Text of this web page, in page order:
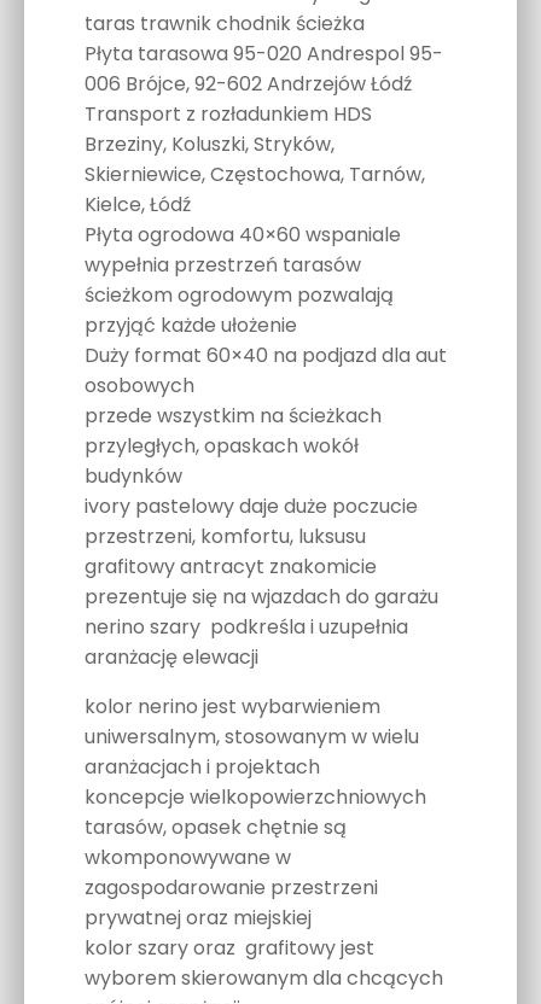
taras trawnik chodnik ścieżka
Płyta tarasowa 95-020 Andrespol 95-
006 Brójce, 92-602 Andrzejów Łódź
Transport z rozładunkiem HDS
Brzeziny, Koluszki, Stryków,
Skierniewice, Częstochowa, Tarnów,
Kielce, Łódź
Płyta ogrodowa 40×60 wspaniale
wypełnia przestrzeń tarasów
ścieżkom ogrodowym pozwalają
przyjąć każde ułożenie
Duży format 60×40 na podjazd dla aut
osobowych
przede wszystkim na ścieżkach
przyległych, opaskach wokół
budynków
ivory pastelowy daje duże poczucie
przestrzeni, komfortu, luksusu
grafitowy antracyt znakomicie
prezentuje się na wjazdach do garażu
nerino szary podkreśla i uzupełnia
aranżację elewacji
kolor nerino jest wybarwieniem
uniwersalnym, stosowanym w wielu
aranżacjach i projektach
koncepcje wielkopowierzchniowych
tarasów, opasek chętnie są
wkomponowywane w
zagospodarowanie przestrzeni
prywatnej oraz miejskiej
kolor szary oraz grafitowy jest
wyborem skierowanym dla chcących